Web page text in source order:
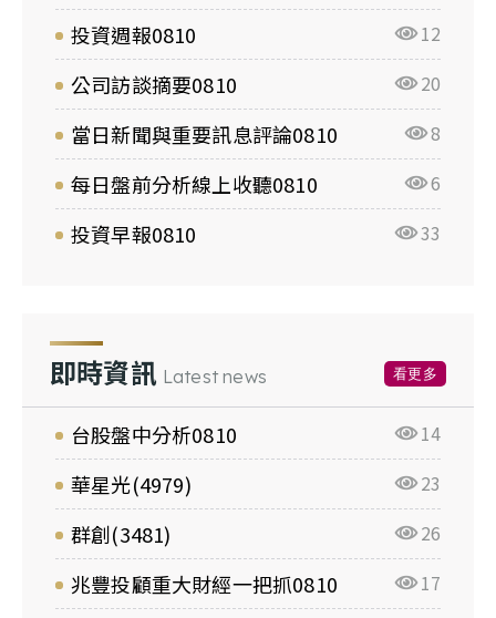
投資週報0810 12
公司訪談摘要0810 20
當日新聞與重要訊息評論0810 8
每日盤前分析線上收聽0810 6
投資早報0810 33
即時資訊 Latest news 看更多
台股盤中分析0810 14
華星光(4979) 23
群創(3481) 26
兆豐投顧重大財經一把抓0810 17